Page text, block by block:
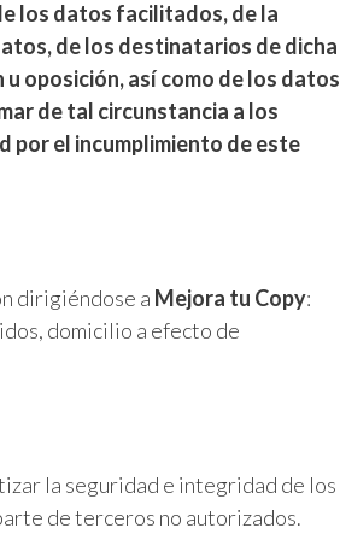
los datos facilitados, de la
de los destinatarios de dicha
oposición, así como de los datos
de tal circunstancia a los
por el incumplimiento de este
dirigiéndose a Mejora tu Copy:
domicilio a efecto de
la seguridad e integridad de los
de terceros no autorizados.